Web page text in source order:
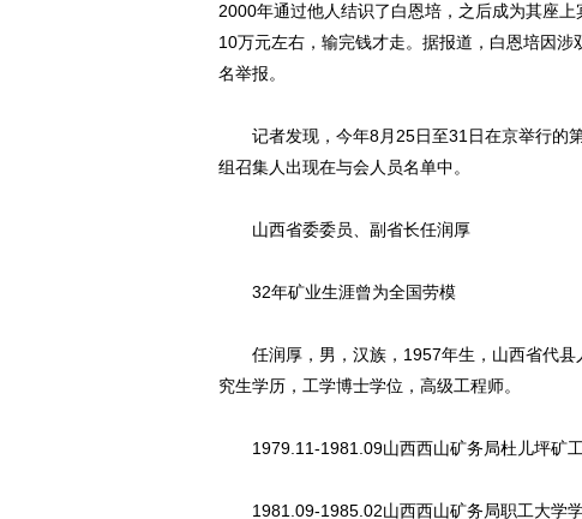
2000年通过他人结识了白恩培，之后成为其座
10万元左右，输完钱才走。据报道，白恩培因
名举报。
记者发现，今年8月25日至31日在京举行的
组召集人出现在与会人员名单中。
山西省委委员、副省长任润厚
32年矿业生涯曾为全国劳模
任润厚，男，汉族，1957年生，山西省代县
究生学历，工学博士学位，高级工程师。
1979.11-1981.09山西西山矿务局杜儿坪矿
1981.09-1985.02山西西山矿务局职工大学